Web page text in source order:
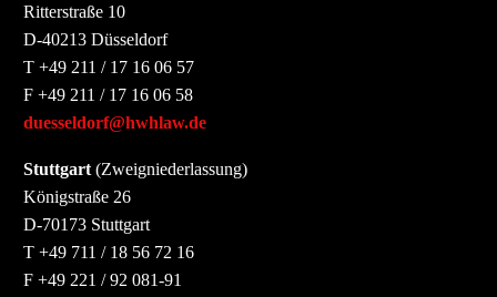
Ritterstraße 10
D-40213 Düsseldorf
T +49 211 / 17 16 06 57
F +49 211 / 17 16 06 58
duesseldorf@hwhlaw.de
Stuttgart(Zweigniederlassung)
Königstraße 26
D-70173 Stuttgart
T +49 711 / 18 56 72 16
F +49 221 / 92 081-91